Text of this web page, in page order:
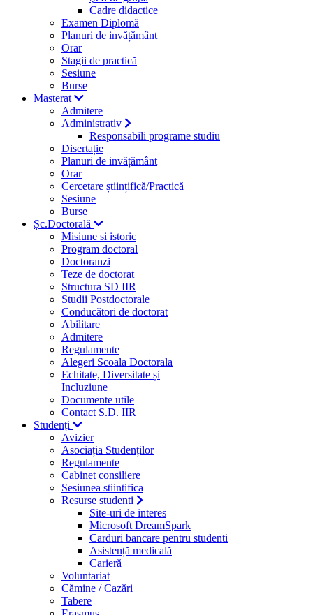
Cadre didactice
Examen Diplomă
Planuri de invățământ
Orar
Stagii de practică
Sesiune
Burse
Masterat
Admitere
Administrativ
Responsabili programe studiu
Disertație
Planuri de invățământ
Orar
Cercetare științifică/Practică
Sesiune
Burse
Șc.Doctorală
Misiune si istoric
Program doctoral
Doctoranzi
Teze de doctorat
Structura SD IIR
Studii Postdoctorale
Conducători de doctorat
Abilitare
Admitere
Regulamente
Alegeri Scoala Doctorala
Echitate, Diversitate și
Incluziune
Documente utile
Contact S.D. IIR
Studenți
Avizier
Asociația Studenților
Regulamente
Cabinet consiliere
Sesiunea stiintifica
Resurse studenti
Site-uri de interes
Microsoft DreamSpark
Carduri bancare pentru studenti
Asistență medicală
Carieră
Voluntariat
Cămine / Cazări
Tabere